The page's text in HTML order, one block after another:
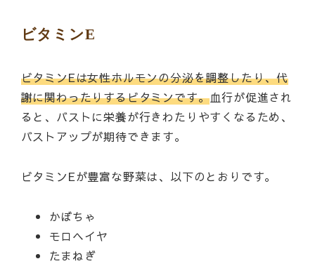
ビタミンE
ビタミンEは女性ホルモンの分泌を調整したり、代
謝に関わったりするビタミンです。血行が促進され
ると、バストに栄養が行きわたりやすくなるため、
バストアップが期待できます。
ビタミンEが豊富な野菜は、以下のとおりです。
かぼちゃ
モロヘイヤ
たまねぎ